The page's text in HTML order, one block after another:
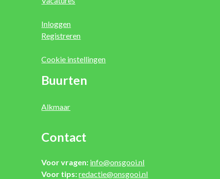
Inloggen
Registreren
Cookie instellingen
Buurten
Alkmaar
Contact
Voor vragen: info@onsgooi.nl
Voor tips:redactie@onsgooi.nl